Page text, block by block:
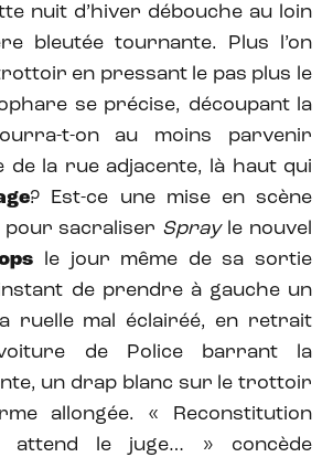
nuit d’hiver débouche au loin
bleutée tournante. Plus l’on
en pressant le pas plus le
se précise, découpant la
t-on au moins parvenir
de la rue adjacente, là haut qui
? Est-ce une mise en scène
sacraliser Sprayle nouvel
le jour même de sa sortie
de prendre à gauche un
ruelle mal éclairéé, en retrait
de Police barrant la
un drap blanc sur le trottoir
allongée. « Reconstitution
attend le juge… » concède